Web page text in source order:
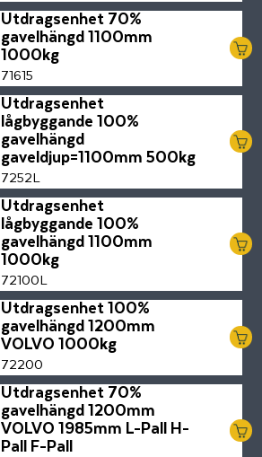
Utdragsenhet 70%
gavelhängd 1100mm
1000kg
71615
Utdragsenhet
lågbyggande 100%
gavelhängd
gaveldjup=1100mm 500kg
7252L
Utdragsenhet
lågbyggande 100%
gavelhängd 1100mm
1000kg
72100L
Utdragsenhet 100%
gavelhängd 1200mm
VOLVO 1000kg
72200
Utdragsenhet 70%
gavelhängd 1200mm
VOLVO 1985mm L-Pall H-
Pall F-Pall